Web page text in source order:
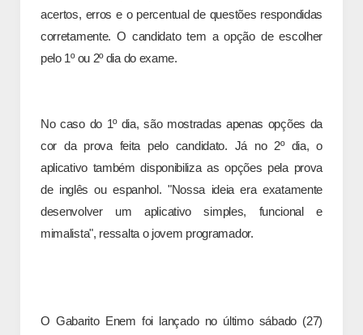
acertos, erros e o percentual de questões respondidas
corretamente. O candidato tem a opção de escolher
pelo 1º ou 2º dia do exame.
No caso do 1º dia, são mostradas apenas opções da
cor da prova feita pelo candidato. Já no 2º dia, o
aplicativo também disponibiliza as opções pela prova
de inglês ou espanhol. "Nossa ideia era exatamente
desenvolver um aplicativo simples, funcional e
mimalista", ressalta o jovem programador.
O Gabarito Enem foi lançado no último sábado (27)